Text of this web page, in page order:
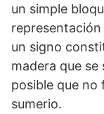
un simple
un signo
madera que se
posible que no
sumerio.